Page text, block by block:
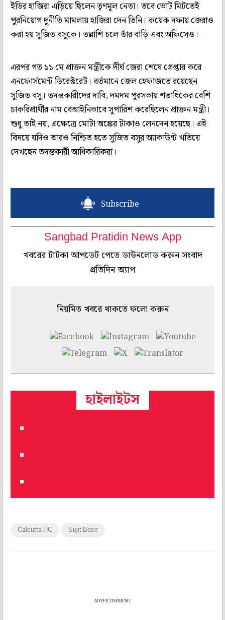
ইডির হাজিরা এড়িয়ে ছিলেন তৃণমূল নেতা। তবে ভোট মিটতেই
পুরনিয়োগ দুর্নীতি মামলায় হাজিরা দেন তিনি। কয়েক দফায় জেরাও
করা হয় সুজিত বসুকে। তল্লাশি চলে তাঁর বাড়ি এবং অফিসেও।
এরপর গত ১১ মে প্রাক্তন মন্ত্রীকে দীর্ঘ জেরা শেষে গ্রেপ্তার করে
এনফোর্সমেন্ট ডিরেক্টরেট। বর্তমানে জেল হেফাজতে রয়েছেন
সুজিত বসু। তদন্তকারীদের দাবি, দমদম পুরসভায় শতাধিকের বেশি
চাকরিপ্রার্থীর নাম বেআইনিভাবে সুপারিশ করেছিলেন প্রাক্তন মন্ত্রী।
শুধু তাই নয়, এক্ষেত্রে মোটা অঙ্কের টাকাও লেনদেন হয়েছে। এই
বিষয়ে যদিও আরও নিশ্চিত হতে সুজিত বসুর অ্যাকাউন্ট খতিয়ে
দেখছেন তদন্তকারী আধিকারিকরা।
Subscribe
Sangbad Pratidin News App
খবরের টাটকা আপডেট পেতে ডাউনলোড করুন সংবাদ
প্রতিদিন অ্যাপ
নিয়মিত খবরে থাকতে ফলো করুন
হাইলাইটস
Calcutta HC Sujit Bose
ADVERTISEMENT